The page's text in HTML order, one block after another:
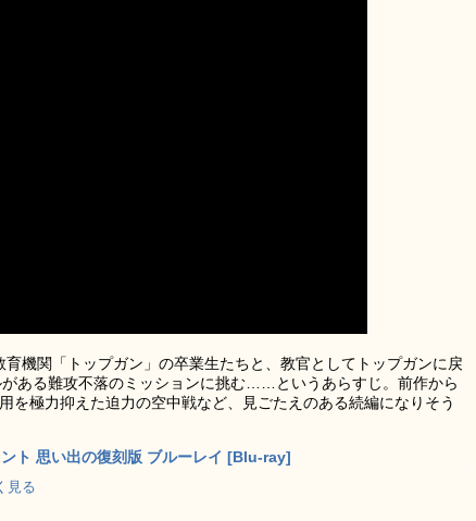
機関「トップガン」の卒業生たちと、教官としてトップガンに戻
がある難攻不落のミッションに挑む……というあらすじ。前作から
を極力抑えた迫力の空中戦など、見ごたえのある続編になりそう
ント 思い出の復刻版 ブルーレイ [Blu-ray]
見る